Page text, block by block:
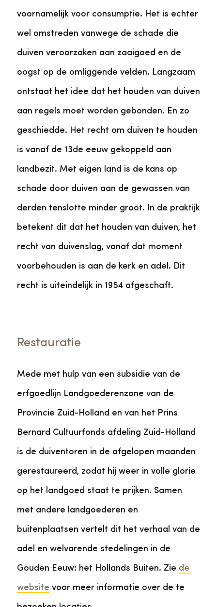
voornamelijk voor consumptie. Het is echter
wel omstreden vanwege de schade die
duiven veroorzaken aan zaaigoed en de
oogst op de omliggende velden. Langzaam
ontstaat het idee dat het houden van duiven
aan regels moet worden gebonden. En zo
geschiedde. Het recht om duiven te houden
is vanaf de 13de eeuw gekoppeld aan
landbezit. Met eigen land is de kans op
schade door duiven aan de gewassen van
derden tenslotte minder groot. In de praktijk
betekent dit dat het houden van duiven, het
recht van duivenslag, vanaf dat moment
voorbehouden is aan de kerk en adel. Dit
recht is uiteindelijk in 1954 afgeschaft.
Restauratie
Mede met hulp van een subsidie van de
erfgoedlijn Landgoederenzone van de
Provincie Zuid-Holland en van het Prins
Bernard Cultuurfonds afdeling Zuid-Holland
is de duiventoren in de afgelopen maanden
gerestaureerd, zodat hij weer in volle glorie
op het landgoed staat te prijken. Samen
met andere landgoederen en
buitenplaatsen vertelt dit het verhaal van de
adel en welvarende stedelingen in de
Gouden Eeuw: het Hollands Buiten. Zie de
website voor meer informatie over de te
Deze video
heeft cookies